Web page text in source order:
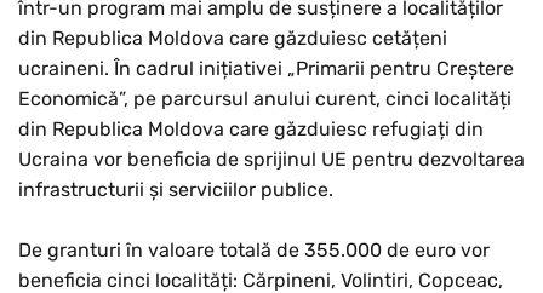
într-un program mai amplu de susținere a localităților
din Republica Moldova care găzduiesc cetățeni
ucraineni. În cadrul inițiativei „Primarii pentru Creștere
Economică”, pe parcursul anului curent, cinci localități
din Republica Moldova care găzduiesc refugiați din
Ucraina vor beneficia de sprijinul UE pentru dezvoltarea
infrastructurii și serviciilor publice.
De granturi în valoare totală de 355.000 de euro vor
beneficia cinci localități: Cărpineni, Volintiri, Copceac,